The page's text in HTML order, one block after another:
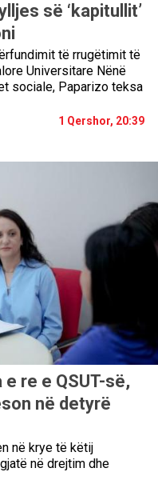
së ‘kapitullit’
të rrugëtimit të
Universitare Nënë
sociale, Paparizo teksa
1 Qershor, 20:39
re e QSUT-së,
në detyrë
në krye të këtij
në drejtim dhe